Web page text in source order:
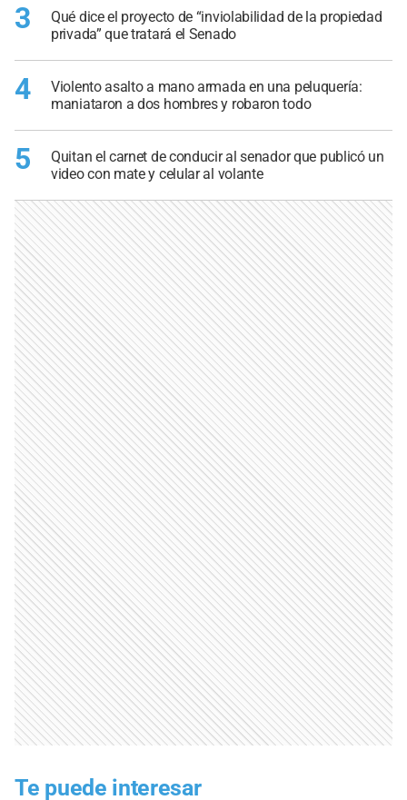
3
Qué dice el proyecto de “inviolabilidad de la propiedad
privada” que tratará el Senado
4
Violento asalto a mano armada en una peluquería:
maniataron a dos hombres y robaron todo
5
Quitan el carnet de conducir al senador que publicó un
video con mate y celular al volante
Te puede interesar